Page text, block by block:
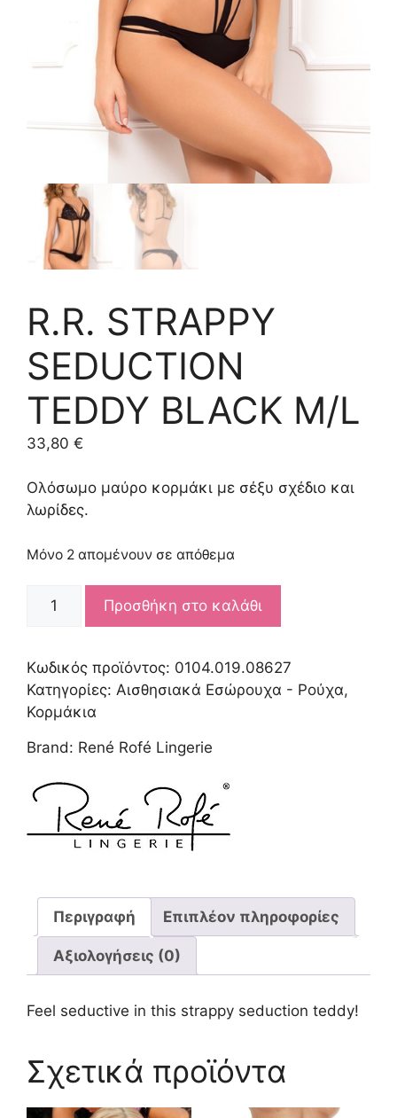
R.R. STRAPPY
SEDUCTION
TEDDY BLACK M/L
33,80 €
Ολόσωμο μαύρο κορμάκι με σέξυ σχέδιο και
λωρίδες.
Μόνο 2 απομένουν σε απόθεμα
TEDDY
BLACK
M/L
Προσθήκη στο καλάθι
Κωδικός προϊόντος: 0104.019.08627
Κατηγορίες: Αισθησιακά Εσώρουχα - Ρούχα,
Κορμάκια
Brand: René Rofé Lingerie
Περιγραφή Επιπλέον πληροφορίες
Αξιολογήσεις (0)
Feel seductive in this strappy seduction teddy!
Σχετικά προϊόντα